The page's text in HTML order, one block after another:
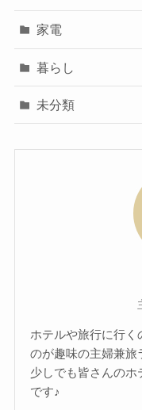
家電
暮らし
未分類
ホテルや旅行に行く
のが趣味の主婦兼旅
少しでも皆さんの
です♪